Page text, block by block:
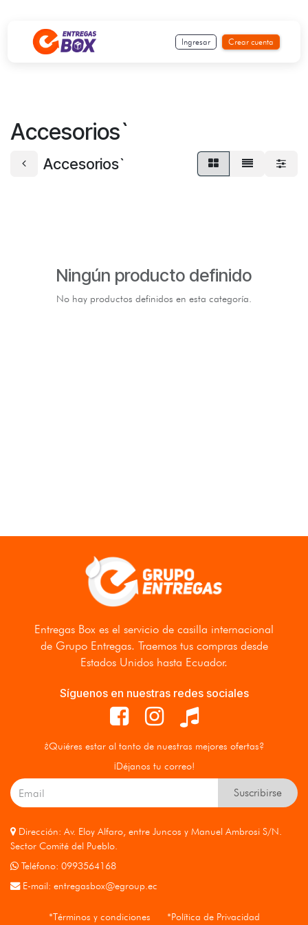
Ingresar Crear cuenta
Accesorios`
Accesorios`
Ningún producto definido
No hay productos definidos en esta categoría.
Entregas Box es el servicio de casilla internacional
de Grupo Entregas. Traemos tus compras desde
Estados Unidos hasta Ecuador.
Síguenos en nuestras redes sociales
¿Quiéres estar al tanto de nuestras mejores ofertas?
¡Déjanos tu correo!
Suscribirse
Dirección: Av. Eloy Alfaro, entre Juncos y Manuel Ambrosi S/N.
Sector Comité del Pueblo.
Teléfono: 0993564168
E-mail: entregasbox@egroup.ec
*Términos y condiciones *Política de Privacidad